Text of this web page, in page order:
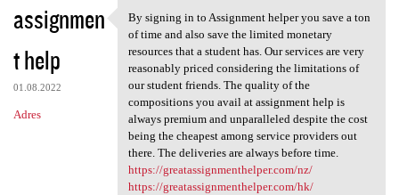
assignmen
t help
01.08.2022
Adres
By signing in to Assignment
By signing in to Assignment helper you save a ton
of time and also save the limited monetary
resources that a student has. Our services are very
reasonably priced considering the limitations of
our student friends. The quality of the
compositions you avail at assignment help is
always premium and unparalleled despite the cost
being the cheapest among service providers out
there. The deliveries are always before time.
https://greatassignmenthelper.com/nz/
https://greatassignmenthelper.com/hk/